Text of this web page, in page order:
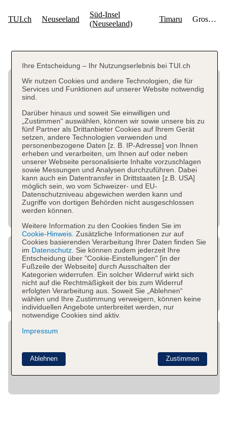
Ihre Entscheidung – Ihr Nutzungserlebnis bei TUI.ch
Wir nutzen Cookies und andere Technologien, die für
Services und Funktionen auf unserer Website notwendig
sind.
Darüber hinaus und soweit Sie einwilligen und
„Zustimmen“ auswählen, können wir sowie unsere bis zu
fünf Partner als Drittanbieter Cookies auf Ihrem Gerät
setzen, andere Technologien verwenden und
personenbezogene Daten [z. B. IP-Adresse] von Ihnen
erheben und verarbeiten, um Ihnen auf oder neben
unserer Webseite personalisierte Inhalte vorzuschlagen
sowie Messungen und Analysen durchzuführen. Dabei
kann auch ein Datentransfer in Drittstaaten [z.B. USA]
möglich sein, wo vom Schweizer- und EU-
Datenschutzniveau abgewichen werden kann und
Zugriffe von dortigen Behörden nicht ausgeschlossen
werden können.
Weitere Information zu den Cookies finden Sie im
Cookie-Hinweis. Zusätzliche Informationen zur auf
Cookies basierenden Verarbeitung Ihrer Daten finden Sie
im Datenschutz. Sie können zudem jederzeit Ihre
Entscheidung über "Cookie-Einstellungen" [in der
Fußzeile der Webseite] durch Ausschalten der
Kategorien widerrufen. Ein solcher Widerruf wirkt sich
nicht auf die Rechtmäßigkeit der bis zum Widerruf
erfolgten Verarbeitung aus. Soweit Sie „Ablehnen“
wählen und Ihre Zustimmung verweigern, können keine
individuellen Angebote unterbreitet werden, nur
notwendige Cookies sind aktiv.
Impressum
Zustimmen
Ablehnen